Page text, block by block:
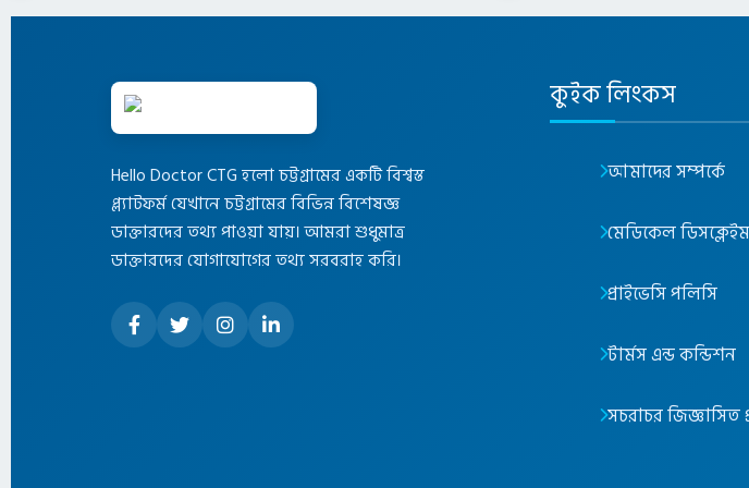
Hello Doctor CTG হলো চট্টগ্রামের একটি বিশ্বস্ত
প্ল্যাটফর্ম যেখানে চট্টগ্রামের বিভিন্ন বিশেষজ্ঞ
ডাক্তারদের তথ্য পাওয়া যায়। আমরা শুধুমাত্র
ডাক্তারদের যোগাযোগের তথ্য সরবরাহ করি।
কুইক লিংকস
আমাদের সম্পর্কে
মেডিকেল
প্রাইভেসি পলিসি
টার্মস এন্ড কন্ডিশন
সচরাচর জিজ্ঞাসিত